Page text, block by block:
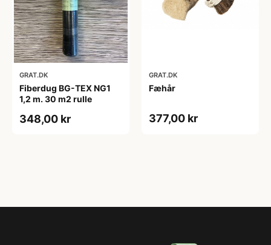
GRAT.DK
Fiberdug BG-TEX NG1
1,2 m. 30 m2 rulle
348,00 kr
GRAT.DK
Fæhår
377,00 kr